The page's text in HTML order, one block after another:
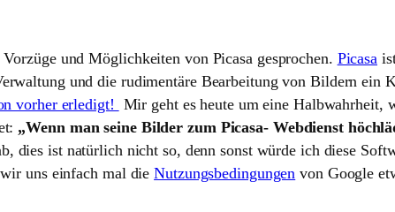
und Möglichkeiten von Picasa gesprochen. Picasa
und die rudimentäre Bearbeitung von Bildern ein
vorher erledigt!
Mir geht es heute um eine Halbwahrheit,
„Wenn man seine Bilder zum Picasa- Webdienst
dies ist natürlich nicht so, denn sonst würde ich diese
uns einfach mal dieNutzungsbedingungen von Google